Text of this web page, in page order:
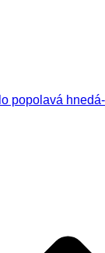
popolavá hnedá-